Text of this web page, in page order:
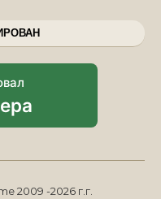
2009 -2026 г.г.